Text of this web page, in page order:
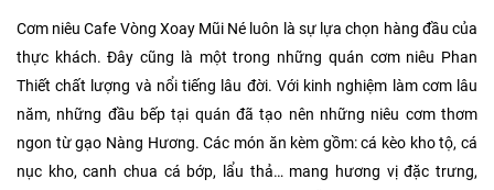
Cơm niêu Cafe Vòng Xoay Mũi Né luôn là sự lựa chọn hàng đầu của
thực khách. Đây cũng là một trong những quán cơm niêu Phan
Thiết chất lượng và nổi tiếng lâu đời. Với kinh nghiệm làm cơm lâu
năm, những đầu bếp tại quán đã tạo nên những niêu cơm thơm
ngon từ gạo Nàng Hương. Các món ăn kèm gồm: cá kèo kho tộ, cá
nục kho, canh chua cá bớp, lẩu thả… mang hương vị đặc trưng,